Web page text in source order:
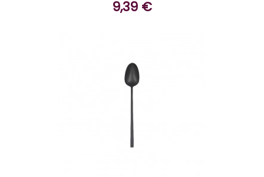
9,39 €
ACHETER